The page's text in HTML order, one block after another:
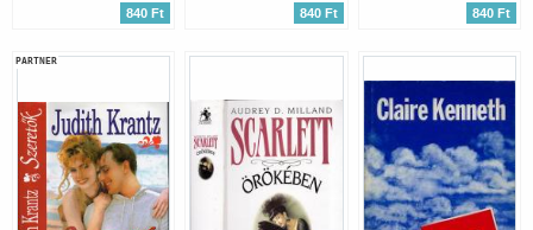
840 Ft 840 Ft 840 Ft
PARTNER